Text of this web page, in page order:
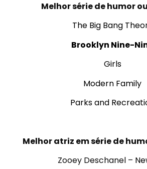
Melhor série de humor
The Big Bang
Brooklyn Nine-
Girls
Modern Family
Parks and
Melhor atriz em série de
Zooey Deschanel –